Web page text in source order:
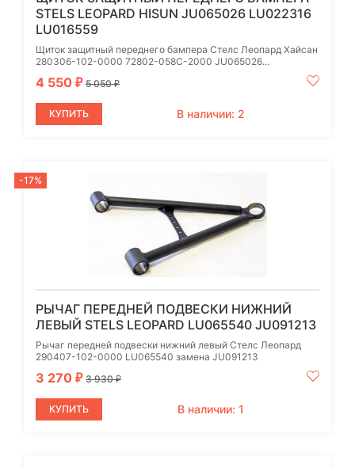
STELS LEOPARD HISUN JU065026 LU022316
LU016559
Щиток защитный переднего бампера Стелс Леопард Хайсан
280306-102-0000 72802-058C-2000 JU065026...
4 550 ₽ 5 050₽
КУПИТЬ В наличии: 2
-17%
РЫЧАГ ПЕРЕДНЕЙ ПОДВЕСКИ НИЖНИЙ
ЛЕВЫЙ STELS LEOPARD LU065540 JU091213
Рычаг передней подвески нижний левый Стелс Леопард
290407-102-0000 LU065540 замена JU091213
3 270 ₽ 3 930₽
КУПИТЬ В наличии: 1